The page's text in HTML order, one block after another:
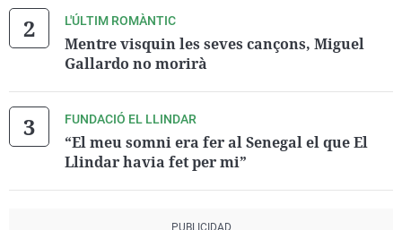
L'ÚLTIM ROMÀNTIC
Mentre visquin les seves cançons, Miguel
Gallardo no morirà
FUNDACIÓ EL LLINDAR
“El meu somni era fer al Senegal el que El
Llindar havia fet per mi”